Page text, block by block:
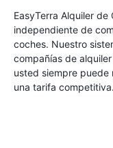
EasyTerra Alquiler de
independiente de
coches. Nuestro
compañías de
usted siempre puede
una tarifa competitiva.